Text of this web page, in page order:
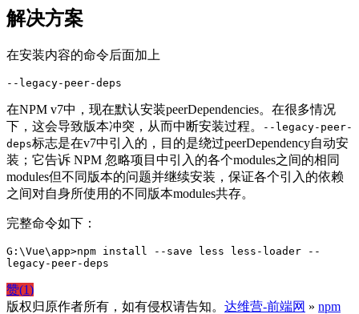
解决方案
在安装内容的命令后面加上
--legacy-peer-deps
在NPM v7中，现在默认安装peerDependencies。在很多情况
下，这会导致版本冲突，从而中断安装过程。
--legacy-peer-
deps标志是在v7中引入的，目的是绕过peerDependency自动安
装；它告诉 NPM 忽略项目中引入的各个modules之间的相同
modules但不同版本的问题并继续安装，保证各个引入的依赖
之间对自身所使用的不同版本modules共存。
完整命令如下：
G:\Vue\app>npm install --save less less-loader --
legacy-peer-deps
赞(1)
版权归原作者所有，如有侵权请告知。 达维营-前端网 » npm